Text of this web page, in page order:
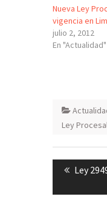
Nueva Ley
vigencia en
julio 2, 2012
En "Actualidad"
Ley
de
entradas
Ley